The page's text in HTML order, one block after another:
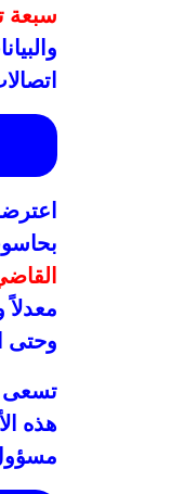
سبعة
وحتى
تسعى
هذه